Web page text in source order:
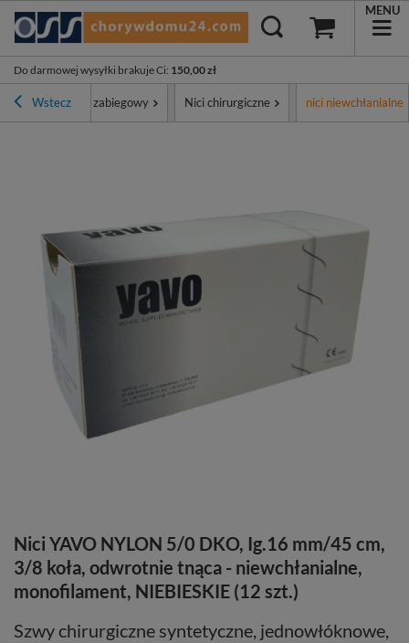
Do darmowej wysyłki brakuje Ci: 150,00 zł
MENU
WsteczSprzęt zabiegowy Nici chirurgiczne nici niewchłanialne
Nici YAVO NYLON 5/0 DKO, Ig.16 mm/45 cm,
3/8 koła, odwrotnie tnąca - niewchłanialne,
monofilament, NIEBIESKIE (12 szt.)
Szwy chirurgiczne syntetyczne, jednowłóknowe,